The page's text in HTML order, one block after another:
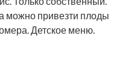
можно привезти плоды
Детское меню.